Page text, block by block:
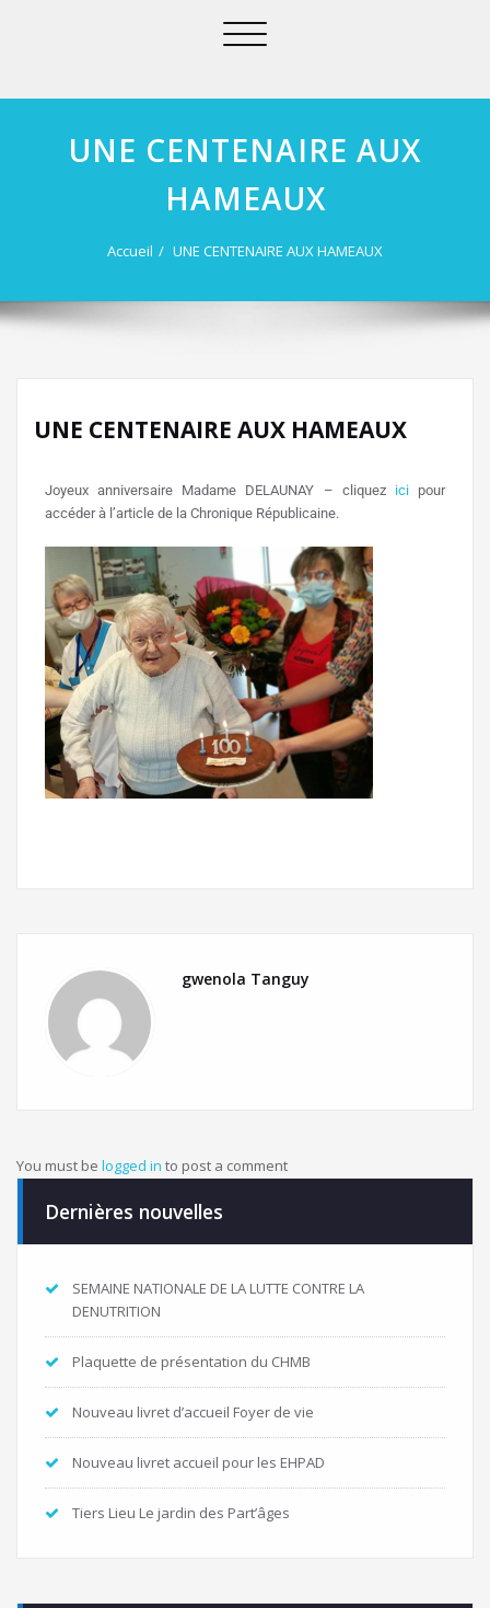
Afficher/masquer
UNE CENTENAIRE AUX
HAMEAUX
Accueil UNE CENTENAIRE AUX HAMEAUX
UNE CENTENAIRE AUX HAMEAUX
Joyeux anniversaire Madame DELAUNAY – cliquez icipour
accéder à l’article de la Chronique Républicaine.
gwenola Tanguy
You must be logged in to post a comment
Dernières nouvelles
SEMAINE NATIONALE DE LA LUTTE CONTRE LA
DENUTRITION
Plaquette de présentation du CHMB
Nouveau livret d’accueil Foyer de vie
Nouveau livret accueil pour les EHPAD
Tiers Lieu Le jardin des Part’âges